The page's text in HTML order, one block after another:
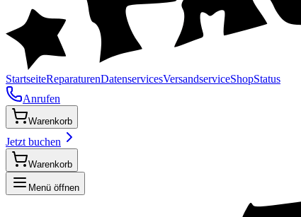
StartseiteReparaturenDatenservicesVersandserviceShopStatus
Anrufen
Warenkorb
Jetzt buchen
Warenkorb
Menü öffnen